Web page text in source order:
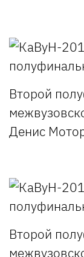
Второй
Денис
Второй